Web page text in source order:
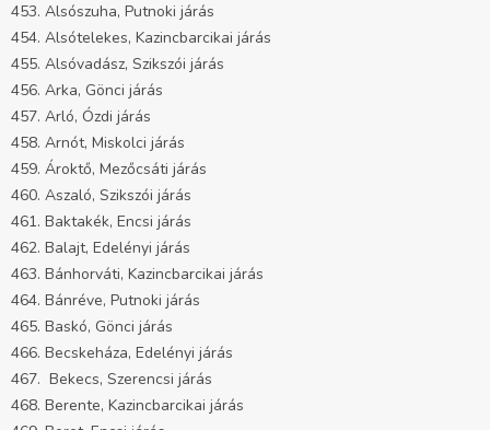
453. Alsószuha, Putnoki járás
454. Alsótelekes, Kazincbarcikai járás
455. Alsóvadász, Szikszói járás
456. Arka, Gönci járás
457. Arló, Ózdi járás
458. Arnót, Miskolci járás
459. Ároktő, Mezőcsáti járás
460. Aszaló, Szikszói járás
461. Baktakék, Encsi járás
462. Balajt, Edelényi járás
463. Bánhorváti, Kazincbarcikai járás
464. Bánréve, Putnoki járás
465. Baskó, Gönci járás
466. Becskeháza, Edelényi járás
467. Bekecs, Szerencsi járás
468. Berente, Kazincbarcikai járás